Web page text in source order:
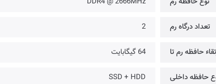
تعداد درگاه رم 2
حافظه رم تا 64 گیگابایت
حافظه داخلی SSD + HDD